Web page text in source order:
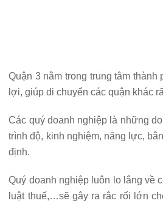
Quận 3 nằm trong trung tâm
lợi, giúp di chuyển các quận khác
Các quý doanh nghiệp là những
trình độ, kinh nghiệm, năng lực,
định.
Quý doanh nghiệp luôn lo lắng về
luật thuế,…sẽ gây ra rắc rối lớn